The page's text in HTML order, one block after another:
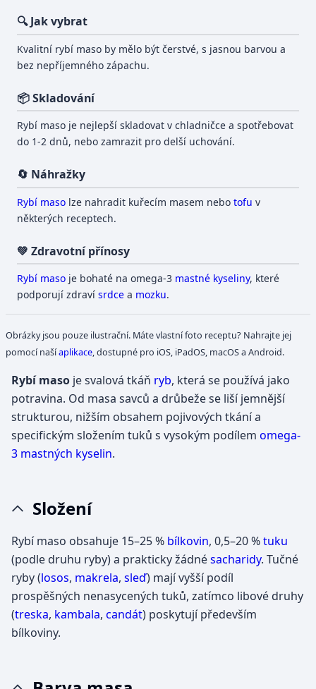
🔍 Jak vybrat
Kvalitní rybí maso by mělo být čerstvé, s jasnou barvou a
bez nepříjemného zápachu.
📦 Skladování
Rybí maso je nejlepší skladovat v chladničce a spotřebovat
do 1-2 dnů, nebo zamrazit pro delší uchování.
🔄 Náhražky
Rybí maso lze nahradit kuřecím masem nebotofu v
některých receptech.
💚 Zdravotní přínosy
Rybí maso je bohaté na omega-3 mastné kyseliny, které
podporují zdravísrdce a mozku.
Obrázky jsou pouze ilustrační. Máte vlastní foto receptu? Nahrajte jej
pomocí našíaplikace , dostupné pro iOS, iPadOS, macOS a Android.
Rybí maso je svalová tkáň ryb, která se používá jako
potravina. Od masa savců a drůbeže se liší jemnější
strukturou, nižším obsahem pojivových tkání a
specifickým složením tuků s vysokým podílem omega-
3 mastných kyselin.
Složení
Rybí maso obsahuje 15–25 % bílkovin, 0,5–20 %tuku
(podle druhu ryby) a prakticky žádnésacharidy. Tučné
ryby (losos, makrela, sleď) mají vyšší podíl
prospěšných nenasycených tuků, zatímco libové druhy
(treska, kambala, candát) poskytují především
bílkoviny.